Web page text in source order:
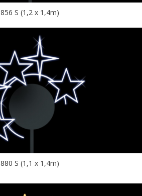
856 S (1,2 x 1,4m)
880 S (1,1 x 1,4m)